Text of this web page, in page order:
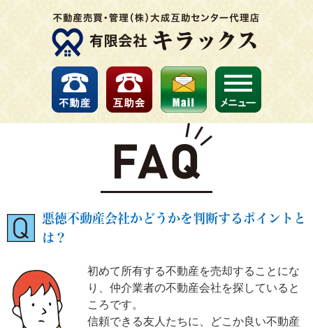
悪徳不動産会社かどうかを判断するポイントと
は？
初めて所有する不動産を売却することにな
り、仲介業者の不動産会社を探していると
ころです。
信頼できる友人たちに、どこか良い不動産